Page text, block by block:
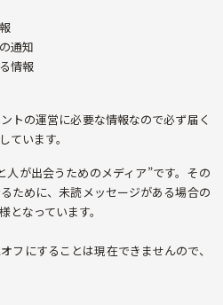
通知
情報
トの運営に必要な情報なので必ず届く
ています。
が出会うためのメディア”です。その
ために、未読メッセージがある場合の
なっています。
フにすることは現在できませんので、